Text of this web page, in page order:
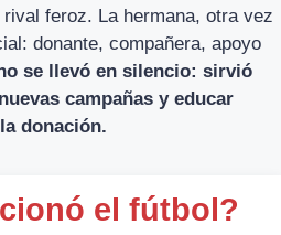
feroz. La hermana, otra vez
donante, compañera, apoyo
se llevó en silencio: sirvió
campañas y educar
donación.
el fútbol?